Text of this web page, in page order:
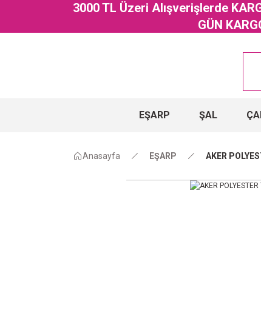
3000 TL Üzeri Alışverişlerde
GÜN
EŞARP ŞAL
Anasayfa EŞARP AKER